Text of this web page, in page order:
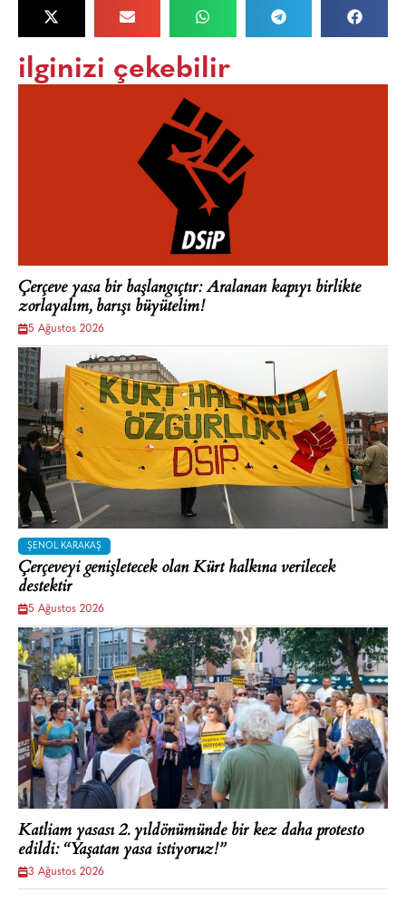
ilginizi çekebilir
Çerçeve yasa bir başlangıçtır: Aralanan kapıyı birlikte
zorlayalım, barışı büyütelim!
5 Ağustos 2026
ŞENOL KARAKAŞ
Çerçeveyi genişletecek olan Kürt halkına verilecek
destektir
5 Ağustos 2026
Katliam yasası 2. yıldönümünde bir kez daha protesto
edildi: “Yaşatan yasa istiyoruz!”
3 Ağustos 2026